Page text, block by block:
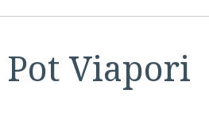
Viapori